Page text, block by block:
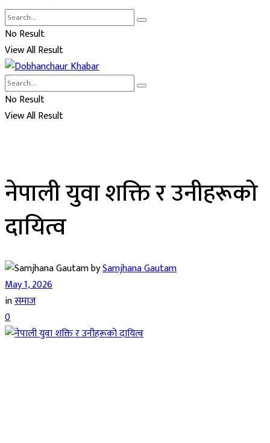
No Result
View All Result
No Result
View All Result
नेपाली युवा शक्ति र उनीहरूको
दायित्व
bySamjhana Gautam
May 1, 2026
inसमाज
0